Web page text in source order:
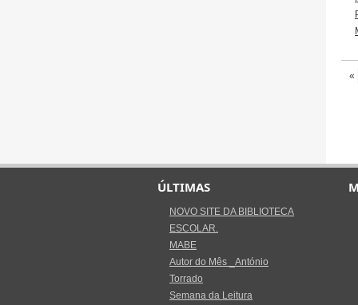
«
ÚLTIMAS
NOVO SITE DA BIBLIOTECA
ESCOLAR.
MABE
Autor do Mês _António
Torrado
Semana da Leitura